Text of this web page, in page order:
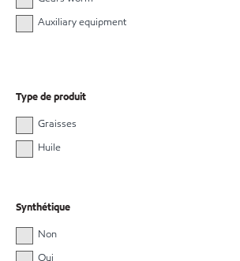
Auxiliary equipment
Type de produit
Graisses
Huile
Synthétique
Non
Oui